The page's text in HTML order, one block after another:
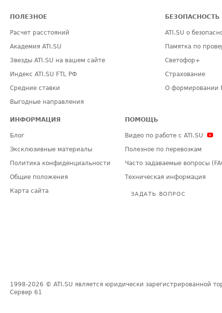
ПОЛЕЗНОЕ
Расчет расстояний
Академия ATI.SU
Звезды ATI.SU на вашем сайте
Индекс ATI.SU FTL РФ
Средние ставки
Выгодные направления
БЕЗОПАСНОСТЬ
ATI.SU о
Памятка по
Светофор+
Страхование
О формировании
ИНФОРМАЦИЯ
Блог
Эксклюзивные материалы
Политика конфиденциальности
Общие положения
Карта сайта
ПОМОЩЬ
Видео по работе с ATI.SU
Полезное по перевозкам
Часто задаваемые вопросы
Техническая информация
ЗАДАТЬ ВОПРОС
1998-2026 © ATI.SU является юридически зарегистрированной
Сервер 61